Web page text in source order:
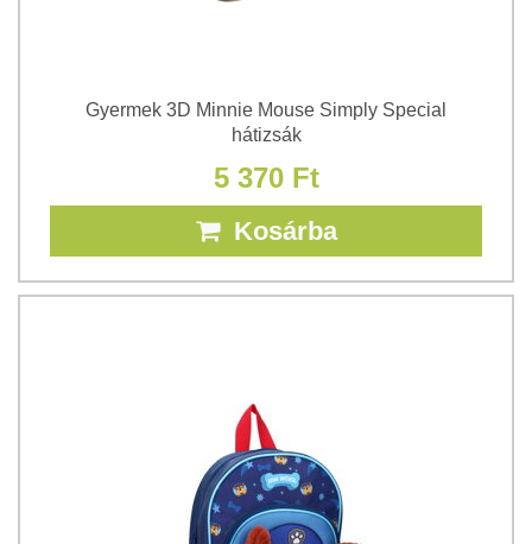
Gyermek 3D Minnie Mouse Simply Special
hátizsák
5 370 Ft
Kosárba